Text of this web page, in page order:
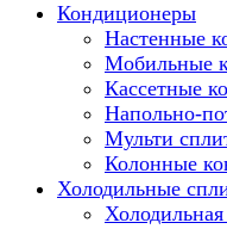
Кондиционеры
Настенные
Мобильные
Кассетные
Напольно-
Мульти
Колонные
Холодильные